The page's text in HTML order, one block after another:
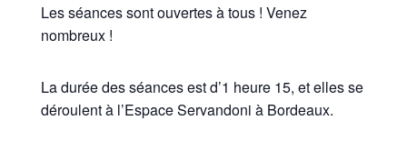
Les séances sont ouvertes à tous ! Venez
nombreux !
La durée des séances est d’1 heure 15, et elles se
déroulent à l’Espace Servandoni à Bordeaux.